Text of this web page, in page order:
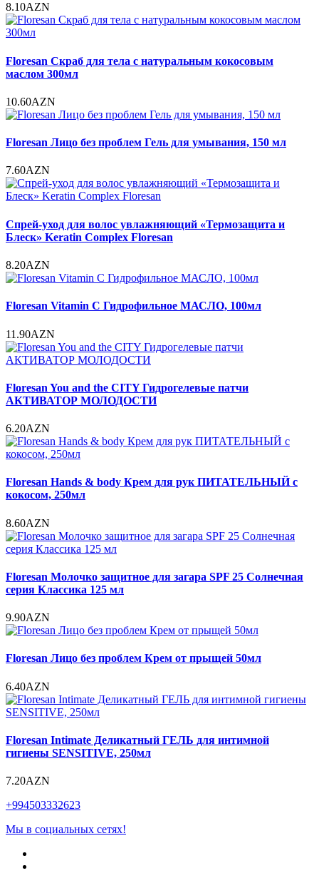
8.10AZN
Floresan Скраб для тела c натуральным кокосовым
маслом 300мл
10.60AZN
Floresan Лицо без проблем Гель для умывания, 150 мл
7.60AZN
Спрей-уход для волос увлажняющий «Термозащита и
Блеск» Keratin Complex Floresan
8.20AZN
Floresan Vitamin C Гидрофильное МАСЛО, 100мл
11.90AZN
Floresan You and the CITY Гидрогелевые патчи
АКТИВАТОР МОЛОДОСТИ
6.20AZN
Floresan Hands & body Крем для рук ПИТАТЕЛЬНЫЙ с
кокосом, 250мл
8.60AZN
Floresan Молочко защитное для загара SPF 25 Солнечная
серия Классика 125 мл
9.90AZN
Floresan Лицо без проблем Крем от прыщей 50мл
6.40AZN
Floresan Intimate Деликатный ГЕЛЬ для интимной
гигиены SENSITIVE, 250мл
7.20AZN
+994503332623
Мы в социальных сетях!